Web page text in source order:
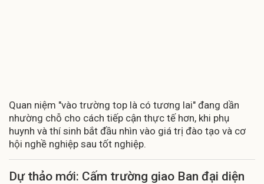
Quan niệm "vào trường top là có tương lai" đang dần
nhường chỗ cho cách tiếp cận thực tế hơn, khi phụ
huynh và thí sinh bắt đầu nhìn vào giá trị đào tạo và cơ
hội nghề nghiệp sau tốt nghiệp.
Dự thảo mới: Cấm trường giao Ban đại diện